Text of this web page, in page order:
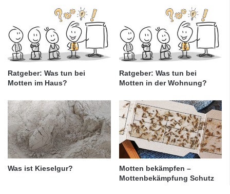
Ratgeber: Was tun bei
Motten im Haus?
Ratgeber: Was tun bei
Motten in der Wohnung?
Was ist Kieselgur?
Motten bekämpfen –
Mottenbekämpfung Schutz